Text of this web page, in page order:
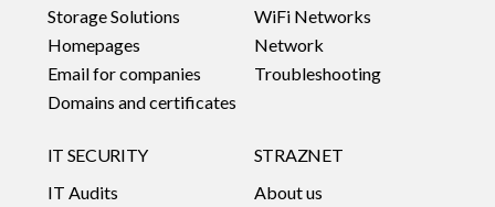
Storage Solutions
Homepages
Email for companies
Domains and certificates
WiFi Networks
Network
Troubleshooting
IT SECURITY
IT Audits
STRAZNET
About us